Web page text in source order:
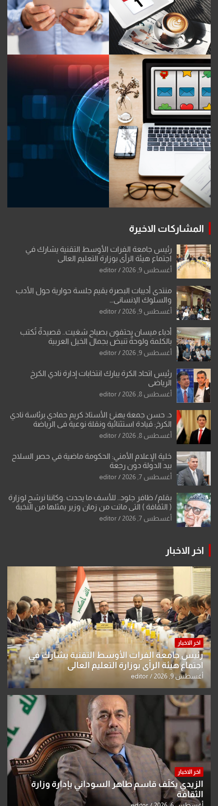
المشاركات الاخيرة
رئيس جامعة الفرات الأوسط التقنية يشارك في
اجتماع هيئة الرأي بوزارة التعليم العالي
أغسطس 9, 2026 editor
منتدى أديبات البصرة يقيم جلسة حوارية حول الأدب
والسلوك الإنساني…
أغسطس 9, 2026 editor
أدباء ميسان يحتفون بصباح شغيت.. قصيدةٌ تُكتب
بالكلمة ولوحةٌ تنبض بجمال الخيل العربية
أغسطس 9, 2026 editor
رئيس اتحاد الكرة يبارك انتخابات إدارة نادي الكرخ
الرياضي
أغسطس 8, 2026 editor
د. حسن جمعة يهنئ الأستاذ كريم حمادي برئاسة نادي
الكرخ: قيادة استثنائية ونقلة نوعية في الرياضة
العراقية
أغسطس 8, 2026 editor
خلية الإعلام الأمني: الحكومة ماضية في حصر السلاح
بيد الدولة دون رجعة
أغسطس 7, 2026 editor
بقلم/ ظافر جلود.. للأسف ما يحدث .وكاننا نرشح لوزارة
( الثقافة ) التي ماتت من زمان وزير يمثلها من النخبة
والإرث العظيم للثقافة العراقية..
أغسطس 7, 2026 editor
اخر الاخبار
اخر الاخبار
رئيس جامعة الفرات الأوسط التقنية يشارك في
اجتماع هيئة الرأي بوزارة التعليم العالي
أغسطس 9, 2026 editor
اخر الاخبار
الزيدي يكلّف قاسم طاهر السوداني بإدارة وزارة
الثقافة